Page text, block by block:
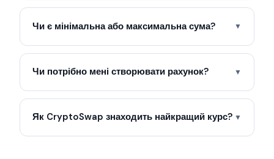
Чи є мінімальна або максимальна сума? ▼
Чи потрібно мені створювати рахунок? ▼
Як CryptoSwap знаходить найкращий курс? ▼